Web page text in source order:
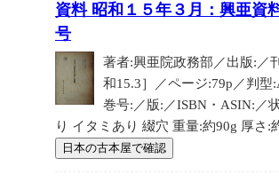
資料 昭和１５年３月：興亜資
号
著者:興亜院政務部／出版:／
和15.3］／ページ:79p／判型
巻号:／版:／ISBN・ASIN:／
り イタミあり 綴穴 重量:約90g 厚さ:
日本の古本屋で確認